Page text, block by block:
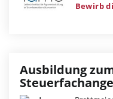
Bewirb
Ausbildung